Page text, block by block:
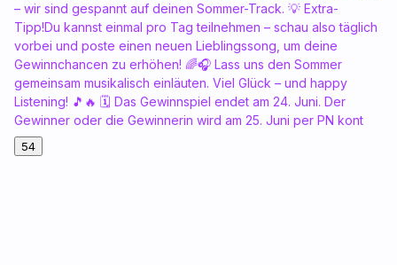
– wir sind gespannt auf deinen Sommer-Track. 💡 Extra-
Tipp!Du kannst einmal pro Tag teilnehmen – schau also täglich
vorbei und poste einen neuen Lieblingssong, um deine
Gewinnchancen zu erhöhen! 🌈🎧 Lass uns den Sommer
gemeinsam musikalisch einläuten. Viel Glück – und happy
Listening! 🎵🔥 🗓️ Das Gewinnspiel endet am 24. Juni. Der
Gewinner oder die Gewinnerin wird am 25. Juni per PN kont
54